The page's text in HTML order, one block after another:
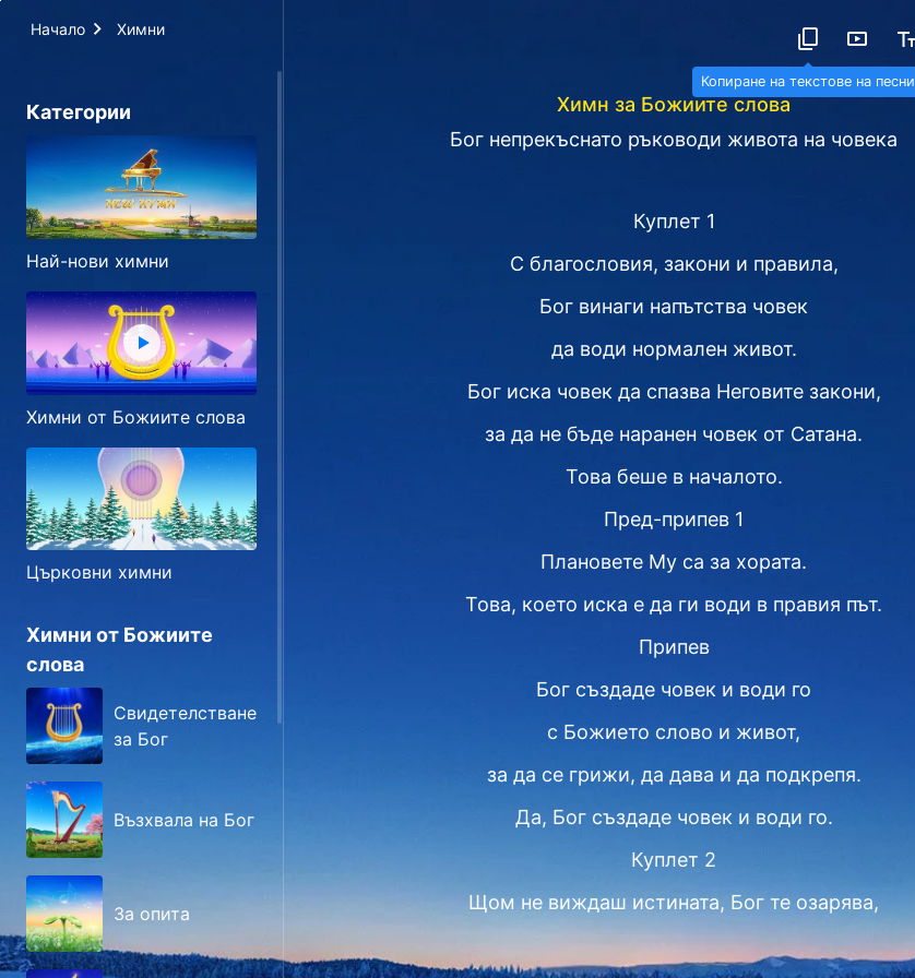
Начало Химни
Копиране на текстове на песни
Категории
Най-нови химни
Химни от Божиите слова
Църковни химни
Химни от Божиите
слова
Свидетелстване
за Бог
Възхвала на Бог
За опита
Химн за Божиите слова
Бог непрекъснато ръководи живота на човека
Куплет 1
С благословия, закони и правила,
Бог винаги напътства човек
да води нормален живот.
Бог иска човек да спазва Неговите закони,
за да не бъде наранен човек от Сатана.
Това беше в началото.
Пред-припев 1
Плановете Mу са за хората.
Това, което иска е да ги води в правия път.
Припев
Бог създаде човек и води го
с Божието слово и живот,
за да се грижи, да дава и да подкрепя.
Да, Бог създаде човек и води го.
Куплет 2
Щом не виждаш истината, Бог те озарява,
показва ти коя е тя,